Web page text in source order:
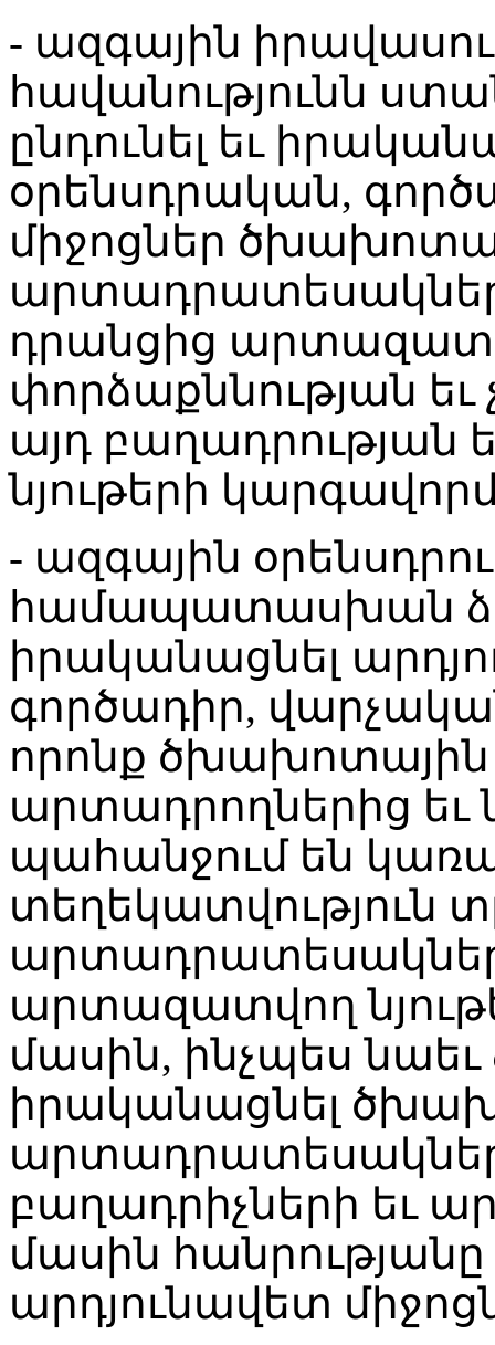
- ազգային
հավանությունն
ընդունել եւ
օրենսդրական,
միջոցներ
դրանցից
փորձաքննության
այդ
նյութերի
- ազգային
համապատասխան
իրականացնել
գործադիր,
որոնք
արտադրողներից եւ
պահանջում են
տեղեկատվություն
արտազատվող
մասին, ինչպես նաեւ
իրականացնել
բաղադրիչների եւ
մասին հանրությանը
արդյունավետ